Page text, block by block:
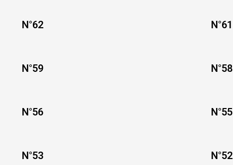
N°62 N°61
N°59 N°58
N°56 N°55
N°53 N°52